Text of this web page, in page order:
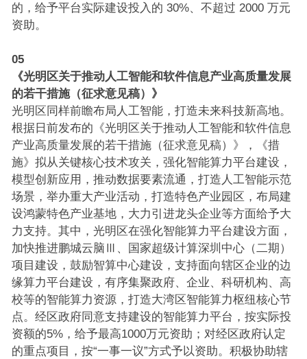
的，给予平台实际建设投入的 30%、不超过 2000 万元
资助。
05
《光明区关于推动人工智能和软件信息产业高质量发展
的若干措施（征求意见稿）》
光明区同样前瞻布局人工智能，打造未来科技新高地。
根据日前发布的《光明区关于推动人工智能和软件信息
产业高质量发展的若干措施（征求意见稿）》，《措
施》拟从关键核心技术攻关，强化智能算力平台建设，
模型创新应用，推动数据要素流通，打造人工智能示范
场景，举办重大产业活动，打造特色产业园区，布局建
设鸿蒙特色产业基地，大力引进龙头企业等方面给予大
力支持。其中，光明区在强化智能算力平台建设方面，
加快推进鹏城云脑Ⅲ、国家超级计算深圳中心（二期）
项目建设，鼓励智算中心建设，支持面向辖区企业的边
缘算力平台建设，有序集聚政府、企业、科研机构、高
校等的智能算力资源，打造大湾区智能算力枢纽核心节
点。经区政府同意支持建设的智能算力平台，按实际投
资额的5%，给予最高1000万元资助；对经区政府认定
的重点项目，按“一事一议”方式予以资助。积极协助辖